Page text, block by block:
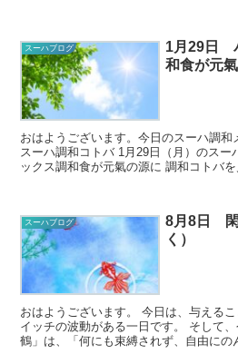
スーハブログ
1月29日
和食が元
おはようございます。今日のスーハ調和メ
スーハ調和コトバ 1月29日（月）のスーハ調和コ
ックス調和食が元氣の源に 調和コトバを見て、何を感じますか？ス
スーハブログ
8月8日 閑
く）
おはようございます。 今日は、与えることで理（ミチ）ができ、ス
イッチの波動がある一日です。 そして、今日の同調コトバ「閑雲野
鶴」は、「何にも束縛されず、自由にの